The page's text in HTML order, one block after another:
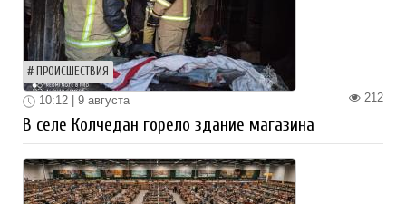
ПРОИСШЕСТВИЯ
212
10:12 | 9 августа
В селе Колчедан горело здание магазина